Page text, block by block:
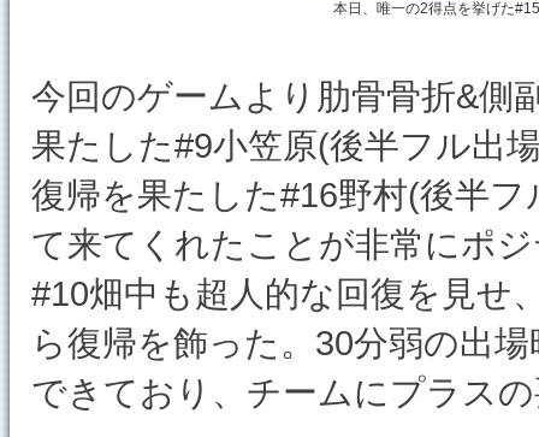
本日、唯一の2得点を挙げた
今回のゲームより肋骨骨折&側
果たした#9小笠原(後半フル出
復帰を果たした#16野村(後半
て来てくれたことが非常にポ
#10畑中も超人的な回復を見せ
ら復帰を飾った。30分弱の出
できており、チームにプラス